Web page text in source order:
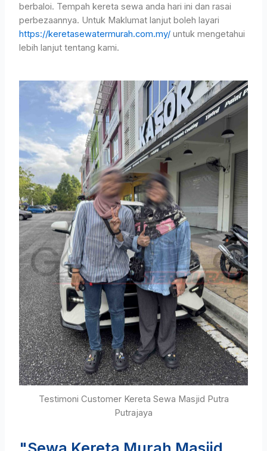
berbaloi. Tempah kereta sewa anda hari ini dan rasai
perbezaannya. Untuk Maklumat lanjut boleh layari
https://keretasewatermurah.com.my/ untuk mengetahui
lebih lanjut tentang kami.
Testimoni Customer Kereta Sewa Masjid Putra
Putrajaya